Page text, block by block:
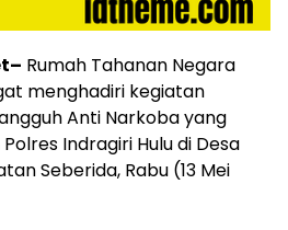
Rumah Tahanan Negara
menghadiri kegiatan
Anti Narkoba yang
Indragiri Hulu di Desa
Seberida, Rabu (13 Mei